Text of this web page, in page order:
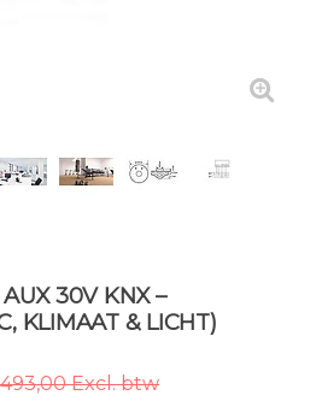
30V KNX –
KLIMAAT & LICHT)
Excl. btw